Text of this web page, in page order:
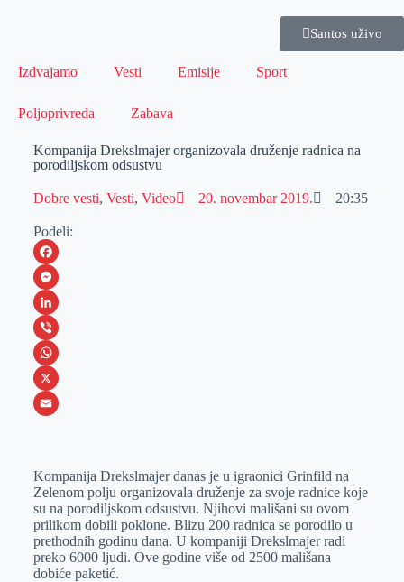
Santos uživo
Izdvajamo Vesti Emisije Sport
Poljoprivreda Zabava
Kompanija Drekslmajer organizovala druženje radnica na
porodiljskom odsustvu
Dobre vesti, Vesti, Video 20. novembar 2019. 20:35
Podeli:
F
a
c
e
b
o
M
e
s
s
e
e
r
L
i
n
k
I
n
V
i
b
W
h
s
A
p
p
X
a
i
l
Kompanija Drekslmajer danas je u igraonici Grinfild na
Zelenom polju organizovala druženje za svoje radnice koje
su na porodiljskom odsustvu. Njihovi mališani su ovom
prilikom dobili poklone. Blizu 200 radnica se porodilo u
prethodnih godinu dana. U kompaniji Drekslmajer radi
preko 6000 ljudi. Ove godine više od 2500 mališana
dobiće paketić.